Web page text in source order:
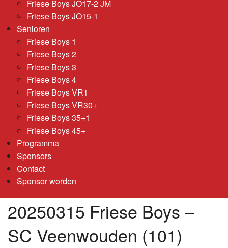
Friese Boys JO17-2 JM
Friese Boys JO15-1
Senioren
Friese Boys 1
Friese Boys 2
Friese Boys 3
Friese Boys 4
Friese Boys VR1
Friese Boys VR30+
Friese Boys 35+1
Friese Boys 45+
Programma
Sponsors
Contact
Sponsor worden
20250315 Friese Boys –
SC Veenwouden (101)